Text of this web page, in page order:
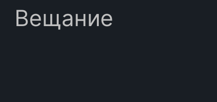
Вещание